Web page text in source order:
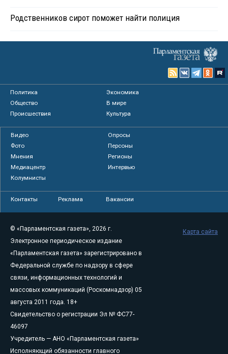
Родственников сирот поможет найти полиция
Политика
Экономика
Общество
В мире
Происшествия
Культура
Видео
Опросы
Фото
Персоны
Мнения
Регионы
Медиацентр
Интервью
Колумнисты
Контакты Реклама Вакансии
© «Парламентская газета», 2026 г.
Электронное периодическое издание
«Парламентская газета» зарегистрировано в
Федеральной службе по надзору в сфере
связи, информационных технологий и
массовых коммуникаций (Роскомнадзор) 05
августа 2011 года. 18+
Свидетельство о регистрации Эл № ФС77-
46097
Учредитель — АНО «Парламентская газета»
Исполняющий обязанности главного
Карта сайта